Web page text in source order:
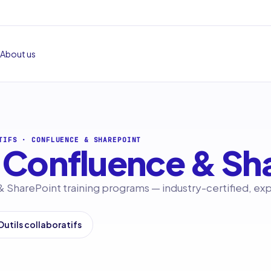
About us
·CONFLUENCE & SHAREPOINT
Confluence &
SharePoint training programs — industry-certified,
collaboratifs